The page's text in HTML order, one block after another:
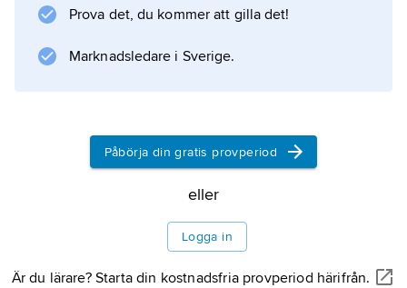
negativa konsekvenser. Även andra
överutnyttjade, vilket bl.a.
Information om artikeln
Prova det, du kommer att gilla det!
Marknadsledare i Sverige.
Påbörja din gratis provperiod
eller
Logga in
Är du lärare? Starta din kostnadsfria provperiod härifrån.